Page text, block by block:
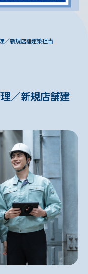
／新規店舗建築担当
／新規店舗建